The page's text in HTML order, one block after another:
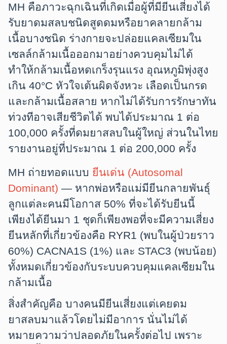
MH คือภาวะฉุกเฉินที่เกิดเมื่อผู้ที่มียีนเสี่ยงได้
รับยาดมสลบชนิดสูดดมหรือยาคลายกล้าม
เนื้อบางชนิด ร่างกายจะปล่อยแคลเซียมใน
เซลล์กล้ามเนื้อออกมาอย่างควบคุมไม่ได้
ทำให้กล้ามเนื้อหดเกร็งรุนแรง อุณหภูมิพุ่งสูง
เกิน 40°C หัวใจเต้นผิดจังหวะ เลือดเป็นกรด
และกล้ามเนื้อสลาย หากไม่ได้รับการรักษาทัน
ท่วงทีอาจเสียชีวิตได้ พบได้ประมาณ 1 ต่อ
100,000 ครั้งที่ดมยาสลบในผู้ใหญ่ ส่วนในไทย
รายงานอยู่ที่ประมาณ 1 ต่อ 200,000 ครั้ง
MH ถ่ายทอดแบบ ยีนเด่น (Autosomal
Dominant) — หากพ่อหรือแม่มียีนกลายพันธุ์
ลูกแต่ละคนมีโอกาส 50% ที่จะได้รับยีนนี้
เพียงได้ยีนมา 1 ชุดก็เพียงพอที่จะมีความเสี่ยง
ยีนหลักที่เกี่ยวข้องคือ RYR1 (พบในผู้ป่วยราว
60%) CACNA1S (1%) และ STAC3 (พบน้อย)
ทั้งหมดเกี่ยวข้องกับระบบควบคุมแคลเซียมใน
กล้ามเนื้อ
สิ่งสำคัญคือ บางคนมียีนเสี่ยงแต่เคยดม
ยาสลบมาแล้วโดยไม่มีอาการ นั่นไม่ได้
หมายความว่าปลอดภัยในครั้งต่อไป เพราะ